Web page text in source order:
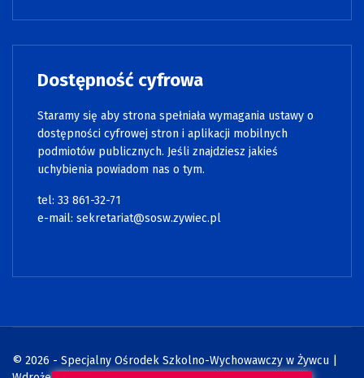
Dostępność cyfrowa
Staramy się aby strona spełniała wymagania ustawy o
dostępności cyfrowej stron i aplikacji mobilnych
podmiotów publicznych. Jeśli znajdziesz jakieś
uchybienia powiadom nas o tym.
tel: 33 861-32-71
e-mail: sekretariat@sosw.zywiec.pl
© 2026 - Specjalny Ośrodek Szkolno-Wychowawczy w Żywcu |